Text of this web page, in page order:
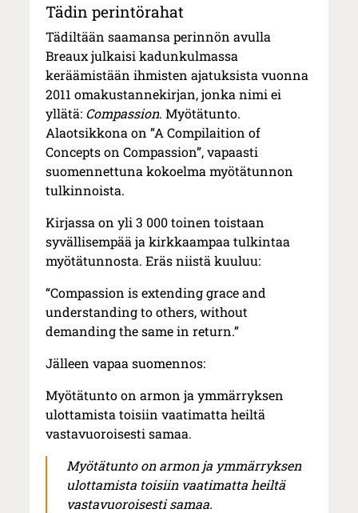
Tädin perintörahat
Tädiltään saamansa perinnön avulla
Breaux julkaisi kadunkulmassa
keräämistään ihmisten ajatuksista vuonna
2011 omakustannekirjan, jonka nimi ei
yllätä: Compassion. Myötätunto.
Alaotsikkona on ”A Compilaition of
Concepts on Compassion”, vapaasti
suomennettuna kokoelma myötätunnon
tulkinnoista.
Kirjassa on yli 3 000 toinen toistaan
syvällisempää ja kirkkaampaa tulkintaa
myötätunnosta. Eräs niistä kuuluu:
“Compassion is extending grace and
understanding to others, without
demanding the same in return.”
Jälleen vapaa suomennos:
Myötätunto on armon ja ymmärryksen
ulottamista toisiin vaatimatta heiltä
vastavuoroisesti samaa.
Myötätunto on armon ja ymmärryksen
ulottamista toisiin vaatimatta heiltä
vastavuoroisesti samaa.